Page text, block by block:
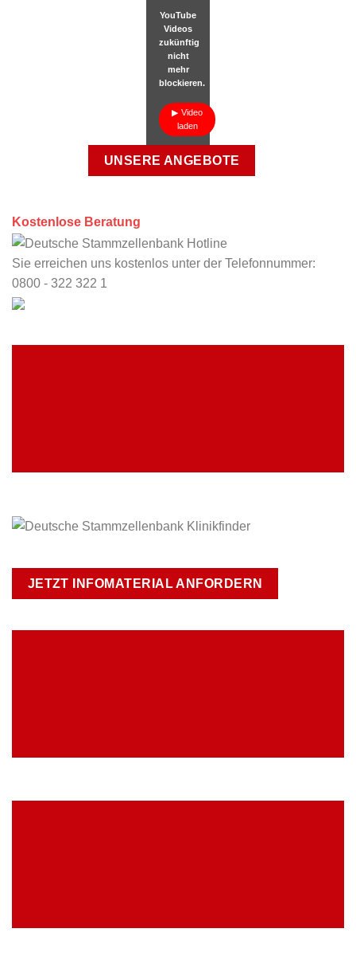
YouTube
Videos
zukünftig
nicht
mehr
blockieren.
Video
laden
UNSERE ANGEBOTE
Kostenlose Beratung
Sie erreichen uns kostenlos unter der Telefonnummer:
0800 - 322 322 1
JETZT INFOMATERIAL ANFORDERN